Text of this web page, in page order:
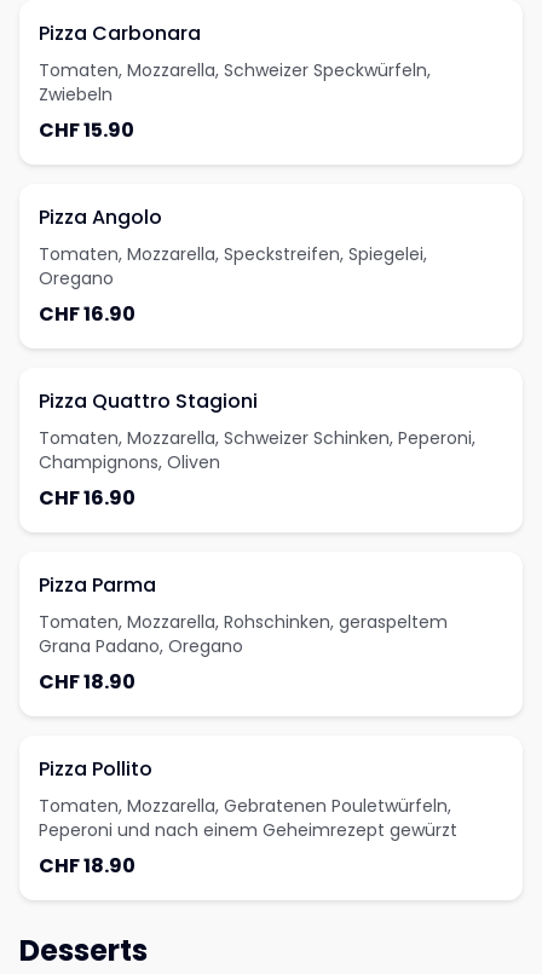
Pizza Carbonara
Tomaten, Mozzarella, Schweizer Speckwürfeln,
Zwiebeln
CHF 15.90
Pizza Angolo
Tomaten, Mozzarella, Speckstreifen, Spiegelei,
Oregano
CHF 16.90
Pizza Quattro Stagioni
Tomaten, Mozzarella, Schweizer Schinken, Peperoni,
Champignons, Oliven
CHF 16.90
Pizza Parma
Tomaten, Mozzarella, Rohschinken, geraspeltem
Grana Padano, Oregano
CHF 18.90
Pizza Pollito
Tomaten, Mozzarella, Gebratenen Pouletwürfeln,
Peperoni und nach einem Geheimrezept gewürzt
CHF 18.90
Desserts